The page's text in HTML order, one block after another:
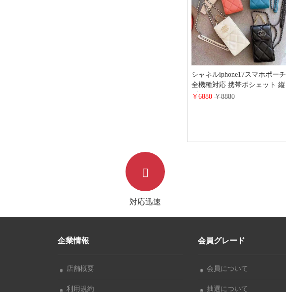
シャネルiphone17スマホポーチ
全機種対応 携帯ポシェット 縦
型 chanel スマホポシェット チ
￥6880￥8880
対応迅速
企業情報
店舗概要
利用規約
会員グレード
会員について
抽選について